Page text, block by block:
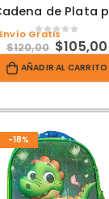
out of 5
$120,00 $105,00
Envío Gratis
AÑADIR AL CARRITO
-18%